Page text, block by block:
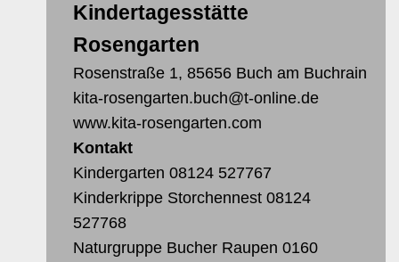
Kindertagesstätte
Rosengarten
Rosenstraße 1, 85656 Buch am Buchrain
kita-rosengarten.buch@t-online.de
www.kita-rosengarten.com
Kontakt
Kindergarten08124 527767
Kinderkrippe Storchennest08124
527768
Naturgruppe Bucher Raupen0160